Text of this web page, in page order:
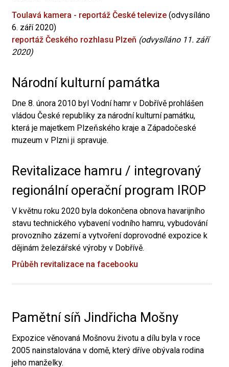
Toulavá kamera - reportáž České televize (odvysíláno
6. září 2020)
reportáž Českého rozhlasu Plzeň (odvysíláno 11. září
2020)
Národní kulturní památka
Dne 8. února 2010 byl Vodní hamr v Dobřívě prohlášen
vládou České republiky za národní kulturní památku,
která je majetkem Plzeňského kraje a Západočeské
muzeum v Plzni ji spravuje.
Revitalizace hamru / integrovaný
regionální operační program IROP
V květnu roku 2020 byla dokončena obnova havarijního
stavu technického vybavení vodního hamru, vybudování
provozního zázemí a vytvoření doprovodné expozice k
dějinám železářské výroby v Dobřívě.
Průběh revitalizace na facebooku
Pamětní síň Jindřicha Mošny
Expozice věnovaná Mošnovu životu a dílu byla v roce
2005 nainstalována v domě, který dříve obývala rodina
jeho manželky.